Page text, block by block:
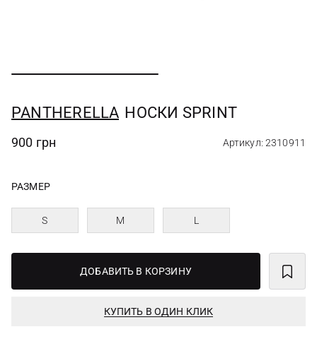
PANTHERELLA НОСКИ SPRINT
900 грн Артикул: 2310911
РАЗМЕР
S M L
ДОБАВИТЬ В КОРЗИНУ
КУПИТЬ В ОДИН КЛИК